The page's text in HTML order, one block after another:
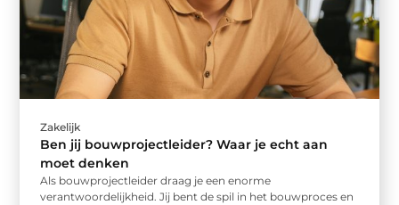
Zakelijk
Ben jij bouwprojectleider? Waar je echt aan
moet denken
Als bouwprojectleider draag je een enorme
verantwoordelijkheid. Jij bent de spil in het bouwproces en